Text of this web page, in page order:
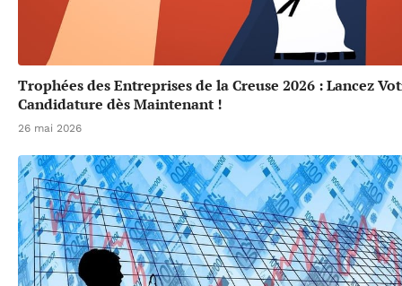
Trophées des Entreprises de la Creuse 2026 : Lancez
Candidature dès Maintenant !
26 mai 2026